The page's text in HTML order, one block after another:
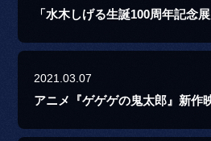
「水木しげる生誕100周年記念
2021.03.07
アニメ『ゲゲゲの鬼太郎』新作